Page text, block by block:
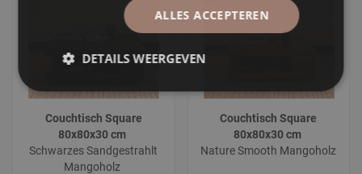
Couchtisch Square
80x80x30 cm
Schwarzes Sandgestrahlt
Mangoholz
Couchtisch Square
80x80x30 cm
Nature Smooth Mangoholz
ALLES ACCEPTEREN
DETAILS WEERGEVEN